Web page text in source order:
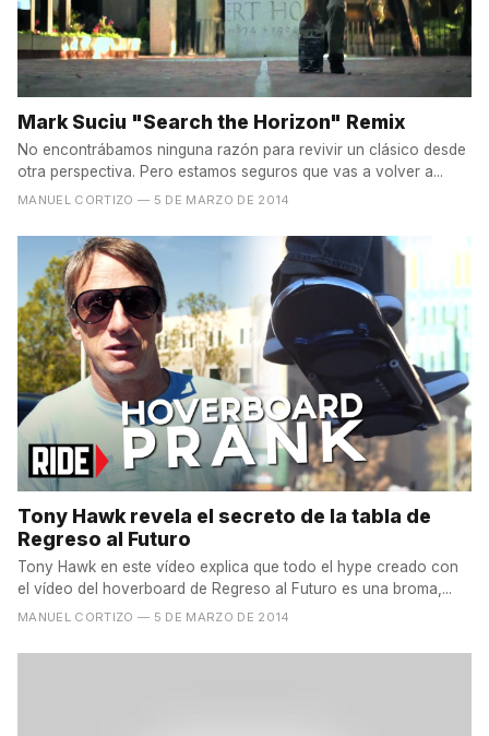
Mark Suciu "Search the Horizon" Remix
No encontrábamos ninguna razón para revivir un clásico desde
otra perspectiva. Pero estamos seguros que vas a volver a...
MANUEL CORTIZO — 5 DE MARZO DE 2014
Tony Hawk revela el secreto de la tabla de
Regreso al Futuro
Tony Hawk en este vídeo explica que todo el hype creado con
el vídeo del hoverboard de Regreso al Futuro es una broma,...
MANUEL CORTIZO — 5 DE MARZO DE 2014